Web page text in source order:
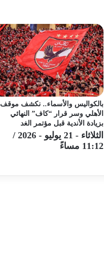
بالكواليس والأسماء.. نكشف موقف
الأهلي وسر قرار “كاف” النهائي
بزيادة الأندية قبل مؤتمر الغد
الثلاثاء - 21 يوليو - 2026 /
11:12 مساءً